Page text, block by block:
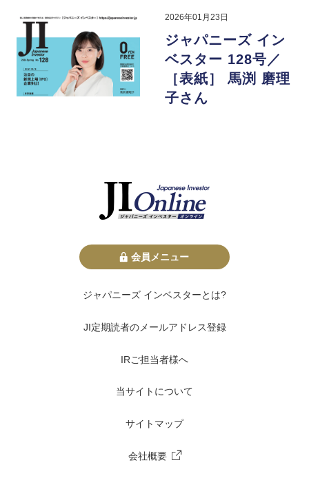
2026年01月23日
ジャパニーズ イン
ベスター 128号／
［表紙］ 馬渕 磨理
子さん
会員メニュー
ジャパニーズ インベスターとは?
JI定期読者のメールアドレス登録
IRご担当者様へ
当サイトについて
サイトマップ
会社概要